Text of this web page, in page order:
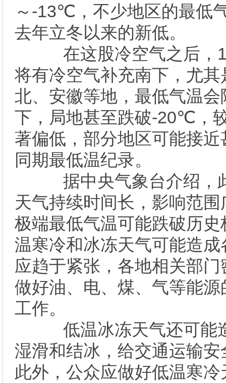
～-13℃，不少地区的最低
去年立冬以来的新低。
在这股冷空气之后，
将有冷空气补充南下，尤其
北、安徽等地，最低气温
下，局地甚至跌破-20℃，
著偏低，部分地区可能接
同期最低温纪录。
据中央气象台介绍，
天气持续时间长，影响范
极端最低气温可能跌破历
温寒冷和冰冻天气可能造
应趋于紧张，各地相关部
做好油、电、煤、气等能
工作。
低温冰冻天气还可能
湿滑和结冰，给交通运输
此外，公众应做好低温寒